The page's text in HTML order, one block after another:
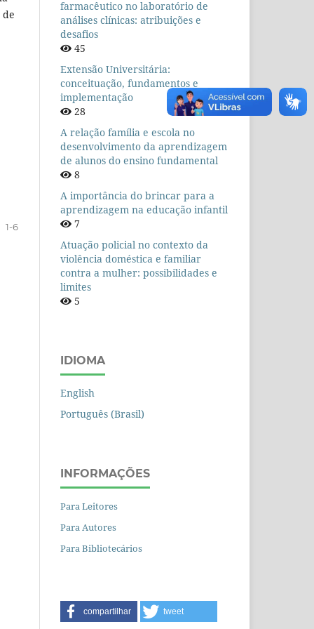
1-6
farmacêutico no laboratório de
análises clínicas: atribuições e
desafios
45
Extensão Universitária:
conceituação, fundamentos e
implementação
28
A relação família e escola no
desenvolvimento da aprendizagem
de alunos do ensino fundamental
8
A importância do brincar para a
aprendizagem na educação infantil
7
Atuação policial no contexto da
violência doméstica e familiar
contra a mulher: possibilidades e
limites
5
IDIOMA
English
Português (Brasil)
INFORMAÇÕES
Para Leitores
Para Autores
Para Bibliotecários
compartilhar tweet